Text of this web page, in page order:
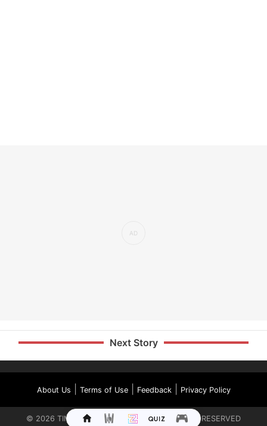
Next Story
About Us Terms of Use| Feedback| Privacy Policy
© 2026 TIMES INTERNET LIMITED. ALL RIGHTS RESERVED